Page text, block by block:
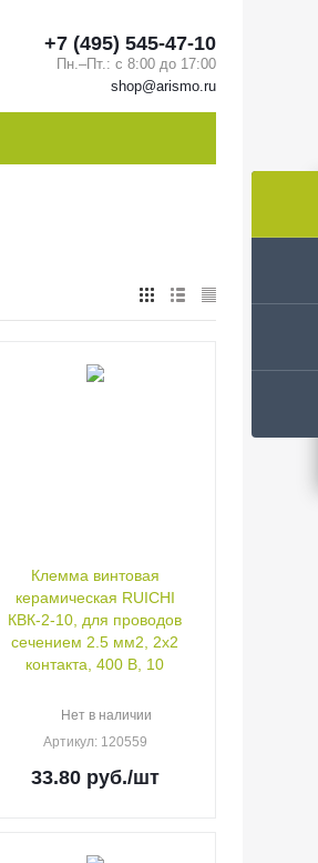
+7 (495) 545-47-10
Пн.–Пт.: с 8:00 до 17:00
shop@arismo.ru
Клемма винтовая
керамическая RUICHI
КВК-2-10, для проводов
сечением 2.5 мм2, 2x2
контакта, 400 В, 10
Нет в наличии
Артикул: 120559
33.80руб./шт